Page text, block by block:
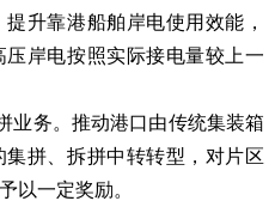
升靠港船舶岸电使用效能，
岸电按照实际接电量较上一
业务。 推动港口由传统集装箱
拼、拆拼中转转型，对片区
以一定奖励。